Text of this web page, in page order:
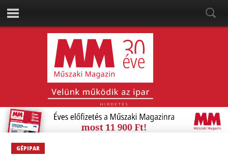
HIRDETÉS
GÉPIPAR